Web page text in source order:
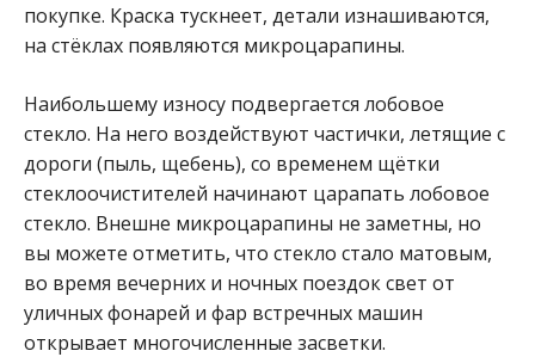
покупке. Краска тускнеет, детали изнашиваются,
на стёклах появляются микроцарапины.
Наибольшему износу подвергается лобовое
стекло. На него воздействуют частички, летящие с
дороги (пыль, щебень), со временем щётки
стеклоочистителей начинают царапать лобовое
стекло. Внешне микроцарапины не заметны, но
вы можете отметить, что стекло стало матовым,
во время вечерних и ночных поездок свет от
уличных фонарей и фар встречных машин
открывает многочисленные засветки.